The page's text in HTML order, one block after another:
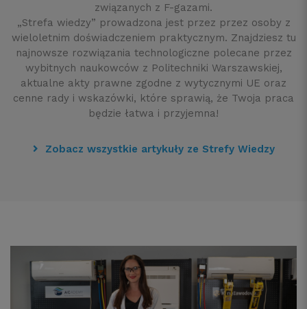
związanych z F-gazami.
„Strefa wiedzy” prowadzona jest przez przez osoby z
wieloletnim doświadczeniem praktycznym. Znajdziesz tu
najnowsze rozwiązania technologiczne polecane przez
wybitnych naukowców z Politechniki Warszawskiej,
aktualne akty prawne zgodne z wytycznymi UE oraz
cenne rady i wskazówki, które sprawią, że Twoja praca
będzie łatwa i przyjemna!
Zobacz wszystkie artykuły ze Strefy Wiedzy